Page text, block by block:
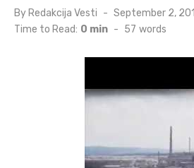
By Redakcija Vesti
Posted
September 2,
Time to Read: 0 min - 57 words